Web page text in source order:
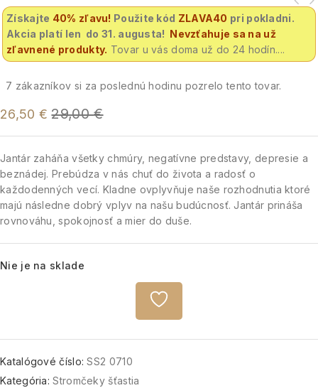
Získajte 40% zľavu! Použite kód ZLAVA40 pri pokladni.
Akcia platí len do 31. augusta! Nevzťahuje sa na už
zľavnené produkty. Tovar u vás doma už do 24 hodín....
7 zákazníkov si za poslednú hodinu pozrelo tento tovar.
26,50 € 29,00€
Jantár zaháňa všetky chmúry, negatívne predstavy, depresie a
beznádej. Prebúdza v nás chuť do života a radosť o
každodenných vecí. Kladne ovplyvňuje naše rozhodnutia ktoré
majú následne dobrý vplyv na našu budúcnosť. Jantár prináša
rovnováhu, spokojnosť a mier do duše.
Nie je na sklade
Katalógové číslo:SS2 0710
Kategória:Stromčeky šťastia